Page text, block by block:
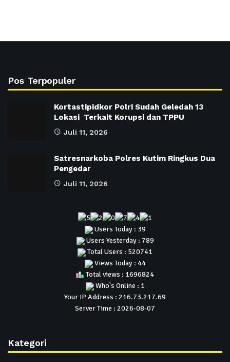
Pos Terpopuler
Kortastipidkor Polri Sudah Geledah 13
Lokasi Terkait Korupsi dan TPPU
Juli 11, 2026
Satresnarkoba Polres Kutim Ringkus Dua
Pengedar
Juli 11, 2026
Users Today : 39
Users Yesterday : 789
Total Users : 520741
Views Today : 44
Total views : 1696824
Who's Online : 1
Your IP Address : 216.73.217.69
Server Time : 2026-08-07
Kategori